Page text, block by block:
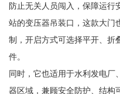
防止无关人员闯入，保障运行
站的变压器吊装口，这款大门
制，开启方式可选择平开、折
件。
同时，它也适用于水利发电厂
器区域，兼顾安全防护、结构